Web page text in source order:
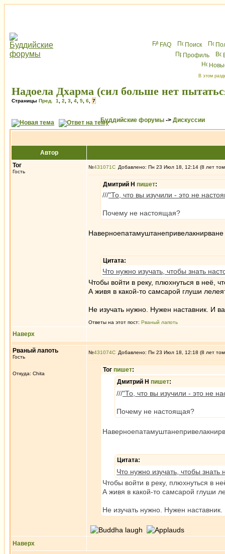
FAQ Поиск
Профиль
В этом
Надоела Дхарма (сил больше нет
Страницы Пред. 1 2 3 4 5 6 7
Буддийские форумы -> Дискуссии
Автор
Тог
Гость
№431071 Добавлено: Пн 23 Июл 18, 12:14 (8 лет
Дмитрий Н пишет:
///"То, что вы изучили - это не
Почему не настоящая?
Наверноепатамуштанепривелакнирване
Цитата:
Что нужно изучать, чтобы знать
Чтобы войти в реку, плюхнуться в неё,
А живя в какой-то самсарой глуши
Не изучать нужно. Нужен наставник. И
Ответы на этот пост: Рваный лапоть
Наверх
Рваный лапоть
Гость
Откуда: Chita
№431074 Добавлено: Пн 23 Июл 18, 12:18 (8 лет
Тог пишет:
Дмитрий Н пишет:
///"То, что вы изучили - это не
Почему не настоящая?
Цитата:
Что нужно изучать, чтобы
Чтобы войти в реку, плюхнуться в
А живя в какой-то самсарой глуши
Не изучать нужно. Нужен
Наверх